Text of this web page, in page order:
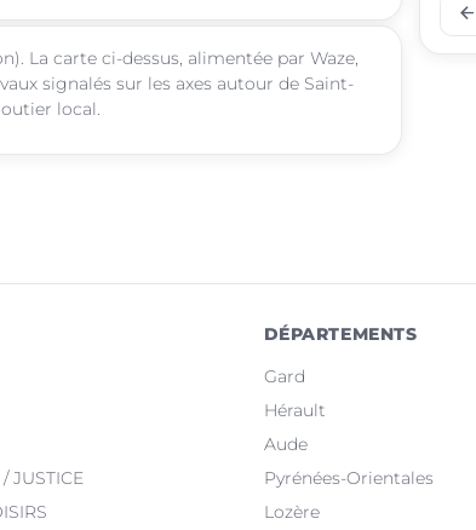
La carte ci-dessus, alimentée par Waze,
signalés sur les axes autour de Saint-
local.
arrow_back
JUSTICE
DÉPARTEMENTS
Gard
Hérault
Aude
Pyrénées-Orientales
Lozère